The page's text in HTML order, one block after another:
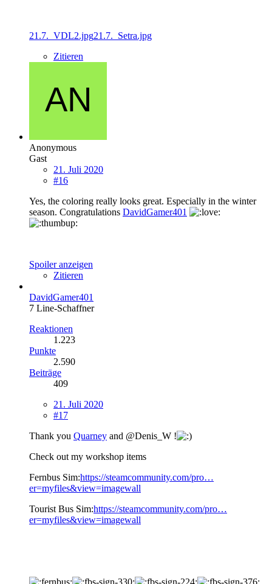
21.7._VDL2.jpg21.7._Setra.jpg
Zitieren
Anonymous
Gast
21. Juli 2020
#16
Yes, the coloring really looks great. Especially in the winter
season. Congratulations DavidGamer401
Spoiler anzeigen
Zitieren
DavidGamer401
7 Line-Schaffner
Reaktionen
1.223
Punkte
2.590
Beiträge
409
21. Juli 2020
#17
Thank you Quarney and @Denis_W !
Check out my workshop items
Fernbus Sim:https://steamcommunity.com/pro…
er=myfiles&view=imagewall
Tourist Bus Sim:https://steamcommunity.com/pro…
er=myfiles&view=imagewall